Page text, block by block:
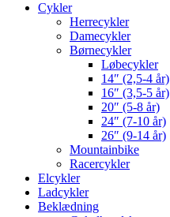
Cykler
Herrecykler
Damecykler
Børnecykler
Løbecykler
14″ (2,5-4 år)
16″ (3,5-5 år)
20″ (5-8 år)
24″ (7-10 år)
26″ (9-14 år)
Mountainbike
Racercykler
Elcykler
Ladcykler
Beklædning